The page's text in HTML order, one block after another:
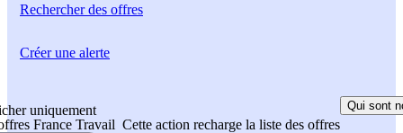
Rechercherdes offres
uniquement
France Travail Cette action recharge la liste des offres
Qui sont
Créer une alerte